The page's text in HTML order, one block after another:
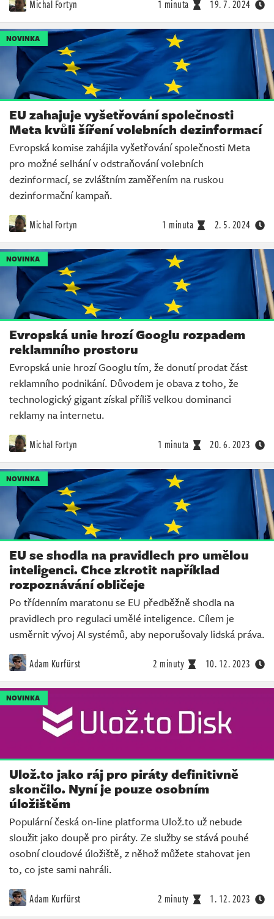
Michal Fortyn 1 minuta 19. 7. 2024
NOVINKA
EU zahajuje vyšetřování společnosti
Meta kvůli šíření volebních dezinformací
Evropská komise zahájila vyšetřování společnosti Meta
pro možné selhání v odstraňování volebních
dezinformací, se zvláštním zaměřením na ruskou
dezinformační kampaň.
Michal Fortyn 1 minuta 2. 5. 2024
NOVINKA
Evropská unie hrozí Googlu rozpadem
reklamního prostoru
Evropská unie hrozí Googlu tím, že donutí prodat část
reklamního podnikání. Důvodem je obava z toho, že
technologický gigant získal příliš velkou dominanci
reklamy na internetu.
Michal Fortyn 1 minuta 20. 6. 2023
NOVINKA
EU se shodla na pravidlech pro umělou
inteligenci. Chce zkrotit například
rozpoznávání obličeje
Po třídenním maratonu se EU předběžně shodla na
pravidlech pro regulaci umělé inteligence. Cílem je
usměrnit vývoj AI systémů, aby neporušovaly lidská práva.
Adam Kurfürst 2 minuty 10. 12. 2023
NOVINKA
Ulož.to jako ráj pro piráty definitivně
skončilo. Nyní je pouze osobním
úložištěm
Populární česká on-line platforma Ulož.to už nebude
sloužit jako doupě pro piráty. Ze služby se stává pouhé
osobní cloudové úložiště, z něhož můžete stahovat jen
to, co jste sami nahráli.
Adam Kurfürst 2 minuty 1. 12. 2023